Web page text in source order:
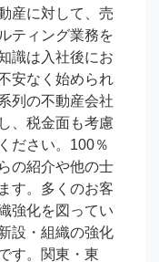
産に対して、売
ティング業務を
識は入社後にお
安なく始められ
列の不動産会社
、税金面も考慮
ださい。100％
の紹介や他の士
す。多くのお客
強化を図ってい
設・組織の強化
す。関東・東